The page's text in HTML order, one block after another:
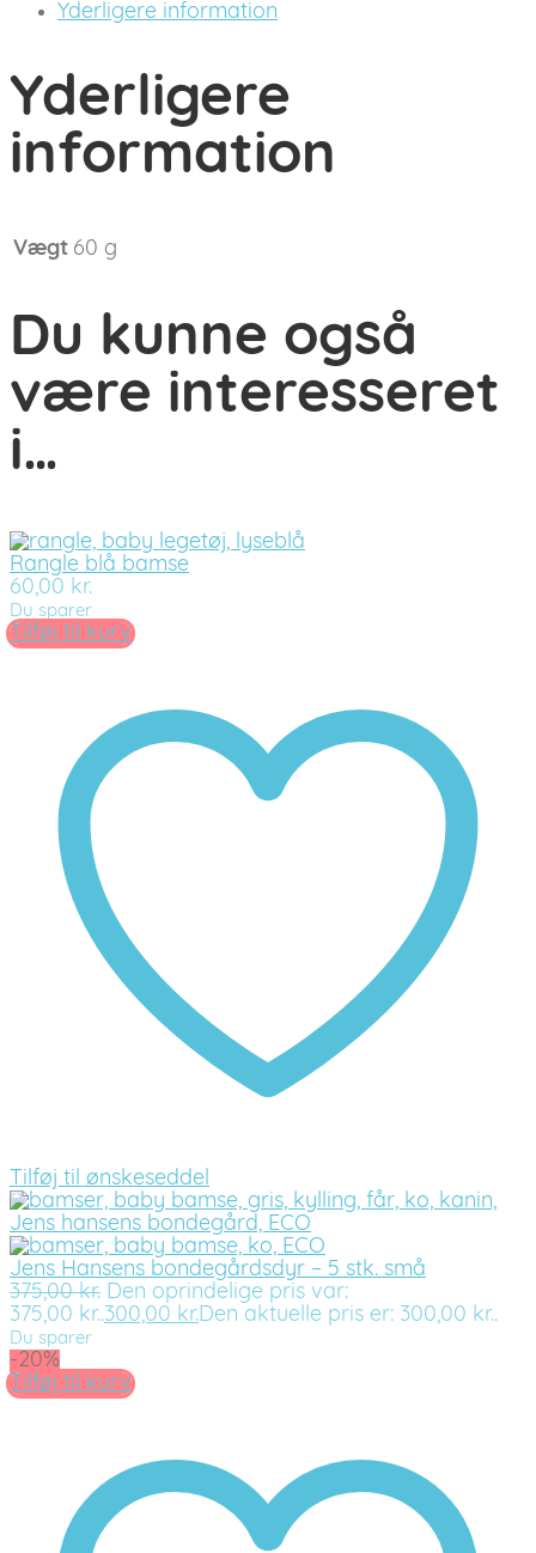
Yderligere information
Yderligere
information
Vægt 60 g
Du kunne også
være interesseret
i…
Rangle blå bamse
60,00 kr.
Du sparer
Tilføj til kurv
Tilføj til ønskeseddel
Jens Hansens bondegårdsdyr – 5 stk. små
375,00kr. Den oprindelige pris var:
375,00 kr..300,00 kr.Den aktuelle pris er: 300,00 kr..
Du sparer
-20%
Tilføj til kurv